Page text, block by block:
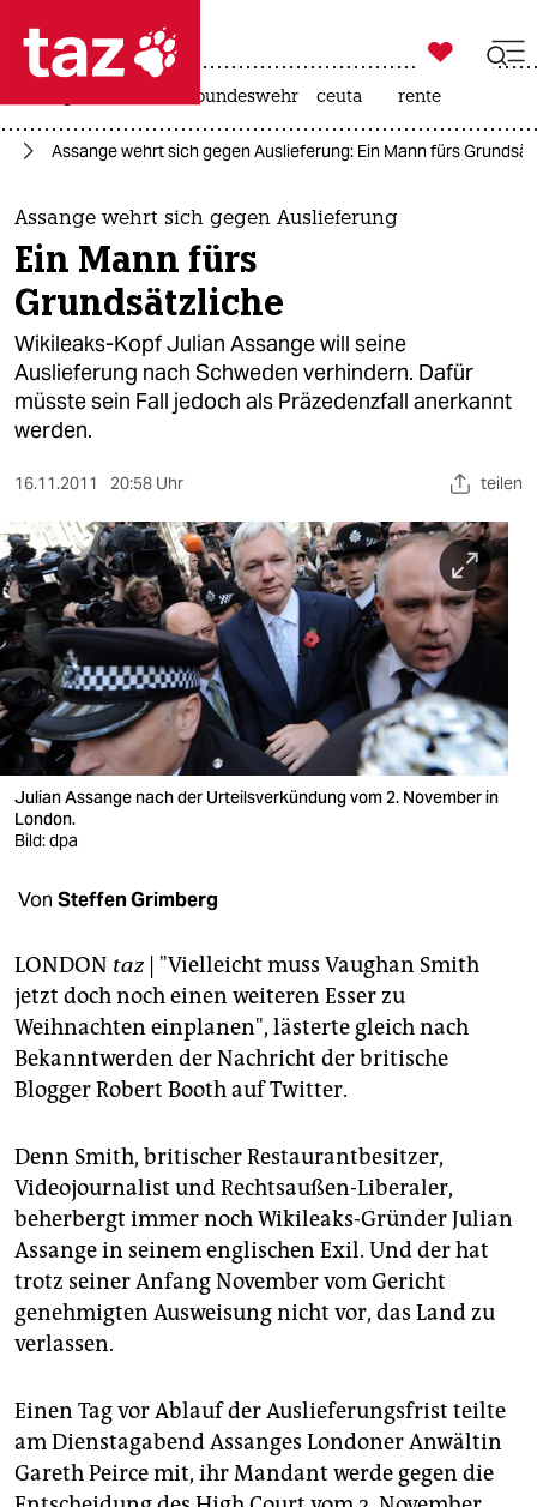
 taz zahl ich
taz zahl ich
themen
politik
öko
gesellschaft
kultur
sport
berlin
nord
wahrheit
verlag
verlag
veranstaltungen
shop
fragen & hilfe
abo
genossenschaft
epaper login

taz zahl ich
bundeswehr ceuta rente
Assange wehrt sich gegen Auslieferung: Ein Mann fürs
Assange wehrt sich gegen Auslieferung
Ein Mann fürs
Grundsätzliche
Wikileaks-Kopf Julian Assange will seine
Auslieferung nach Schweden verhindern. Dafür
müsste sein Fall jedoch als Präzedenzfall anerkannt
werden.
16.11.2011 20:58 Uhr teilen
Julian Assange nach der Urteilsverkündung vom 2. November in
London.
Bild: dpa
Von Steffen Grimberg
LONDON taz| "Vielleicht muss Vaughan Smith
jetzt doch noch einen weiteren Esser zu
Weihnachten einplanen", lästerte gleich nach
Bekanntwerden der Nachricht der britische
Blogger Robert Booth auf Twitter.
Denn Smith, britischer Restaurantbesitzer,
Videojournalist und Rechtsaußen-Liberaler,
beherbergt immer noch Wikileaks-Gründer Julian
Assange in seinem englischen Exil. Und der hat
trotz seiner Anfang November vom Gericht
genehmigten Ausweisung nicht vor, das Land zu
verlassen.
Einen Tag vor Ablauf der Auslieferungsfrist teilte
am Dienstagabend Assanges Londoner Anwältin
Gareth Peirce mit, ihr Mandant werde gegen die